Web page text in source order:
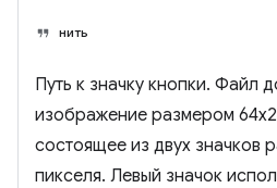
нить
Путь к значку кнопки. Файл
изображение размером
состоящее из двух значков
пикселя. Левый значок